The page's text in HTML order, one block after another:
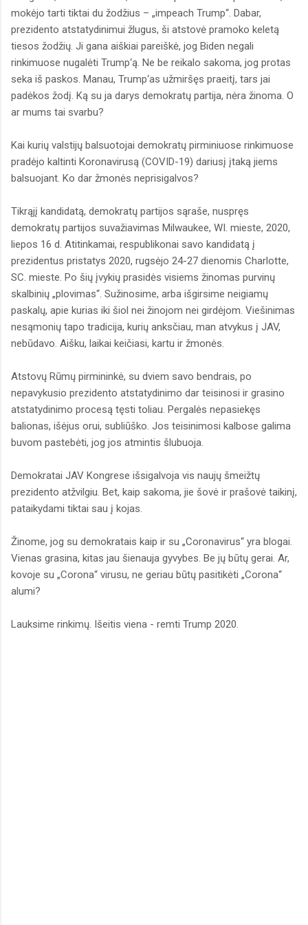
mokėjo tarti tiktai du žodžius – „impeach Trump“. Dabar,
prezidento atstatydinimui žlugus, ši atstovė pramoko keletą
tiesos žodžių. Ji gana aiškiai pareiškė, jog Biden negali
rinkimuose nugalėti Trump‘ą. Ne be reikalo sakoma, jog protas
seka iš paskos. Manau, Trump‘as užmiršęs praeitį, tars jai
padėkos žodį. Ką su ja darys demokratų partija, nėra žinoma. O
ar mums tai svarbu?
Kai kurių valstijų balsuotojai demokratų pirminiuose rinkimuose
pradėjo kaltinti Koronavirusą (COVID-19) dariusį įtaką jiems
balsuojant. Ko dar žmonės neprisigalvos?
Tikrąjį kandidatą, demokratų partijos sąraše, nuspręs
demokratų partijos suvažiavimas Milwaukee, WI. mieste, 2020,
liepos 16 d. Atitinkamai, respublikonai savo kandidatą į
prezidentus pristatys 2020, rugsėjo 24-27 dienomis Charlotte,
SC. mieste. Po šių įvykių prasidės visiems žinomas purvinų
skalbinių „plovimas“. Sužinosime, arba išgirsime neigiamų
paskalų, apie kurias iki šiol nei žinojom nei girdėjom. Viešinimas
nesąmonių tapo tradicija, kurių anksčiau, man atvykus į JAV,
nebūdavo. Aišku, laikai keičiasi, kartu ir žmonės.
Atstovų Rūmų pirmininkė, su dviem savo bendrais, po
nepavykusio prezidento atstatydinimo dar teisinosi ir grasino
atstatydinimo procesą tęsti toliau. Pergalės nepasiekęs
balionas, išėjus orui, subliūško. Jos teisinimosi kalbose galima
buvom pastebėti, jog jos atmintis šlubuoja.
Demokratai JAV Kongrese išsigalvoja vis naujų šmeižtų
prezidento atžvilgiu. Bet, kaip sakoma, jie šovė ir prašovė taikinį,
pataikydami tiktai sau į kojas.
Žinome, jog su demokratais kaip ir su „Coronavirus“ yra blogai.
Vienas grasina, kitas jau šienauja gyvybes. Be jų būtų gerai. Ar,
kovoje su „Corona“ virusu, ne geriau būtų pasitikėti „Corona“
alumi?
Lauksime rinkimų. Išeitis viena - remti Trump 2020.